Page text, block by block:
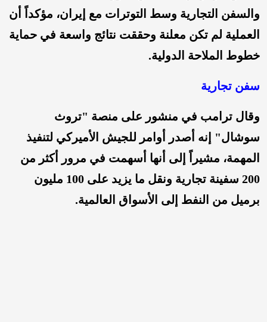
والسفن التجارية وسط التوترات مع إيران، مؤكداً أن
العملية لم تكن معلنة وحققت نتائج واسعة في حماية
خطوط الملاحة الدولية.
سفن تجارية
وقال ترامب في منشور على منصة "تروث
سوشال" إنه أصدر أوامر للجيش الأميركي لتنفيذ
المهمة، مشيراً إلى أنها أسهمت في مرور أكثر من
200 سفينة تجارية ونقل ما يزيد على 100 مليون
برميل من النفط إلى الأسواق العالمية.